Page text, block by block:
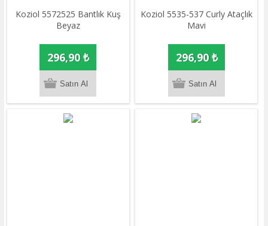
Koziol 5572525 Bantlık Kuş
Beyaz
296,90 ₺
Koziol 5535-537 Curly Ataçlık
Mavi
296,90 ₺